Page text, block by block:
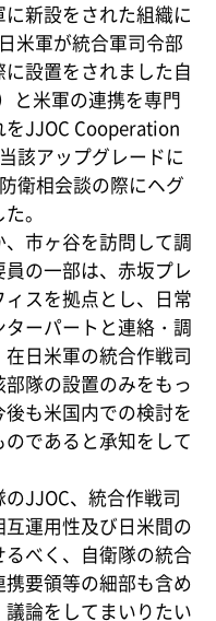
新設をされた組織に
米軍が統合軍司令部
設置をされました自
と米軍の連携を専門
JJOC Cooperation
該アップグレードに
衛相会談の際にヘグ
。
市ヶ谷を訪問して調
の一部は、赤坂プレ
スを拠点とし、日常
ーパートと連絡・調
日米軍の統合作戦司
隊の設置のみをもっ
も米国内での検討を
であると承知をして
JJOC、統合作戦司
運用性及び日米間の
べく、自衛隊の統合
要領等の細部も含め
論をしてまいりたい